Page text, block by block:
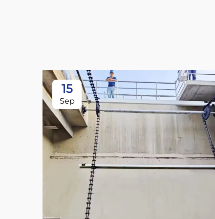
15
Sep